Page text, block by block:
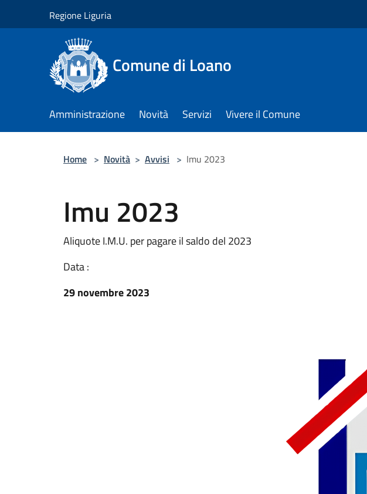
Regione Liguria
Comune di Loano
Amministrazione Novità Servizi Vivere il Comune
Home > Novità > Avvisi > Imu 2023
Imu 2023
Aliquote I.M.U. per pagare il saldo del 2023
Data :
29 novembre 2023